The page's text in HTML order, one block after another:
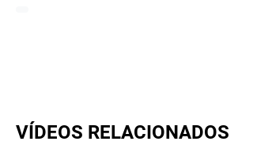
VÍDEOS RELACIONADOS